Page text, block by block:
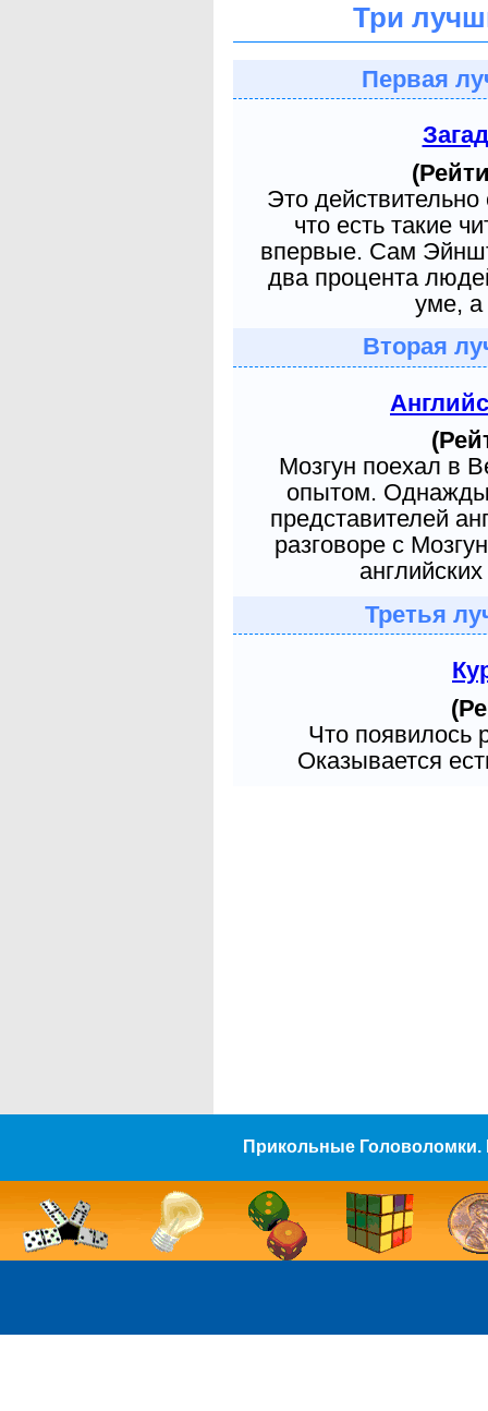
Три
Первая
Это
что есть такие
впервые. Сам
два процента
уме, а
Вторая
Мозгун поехал в
опытом. Однажды
представителей
разговоре с
Третья
Что появилось
Оказывается
Прикольные